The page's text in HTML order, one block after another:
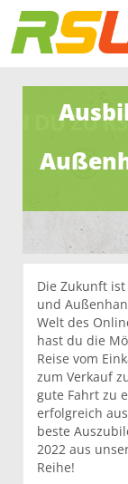
Die Zukunft
und
Welt des
hast du die
Reise vom
zum Verkauf
gute Fahrt zu
erfolgreich
beste
2022 aus
Reihe!